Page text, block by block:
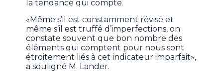
la tendance qui compte.
«Même s’il est constamment révisé et
même s’il est truffé d’imperfections, on
constate souvent que bon nombre des
éléments qui comptent pour nous sont
étroitement liés à cet indicateur imparfait»,
a souligné M. Lander.